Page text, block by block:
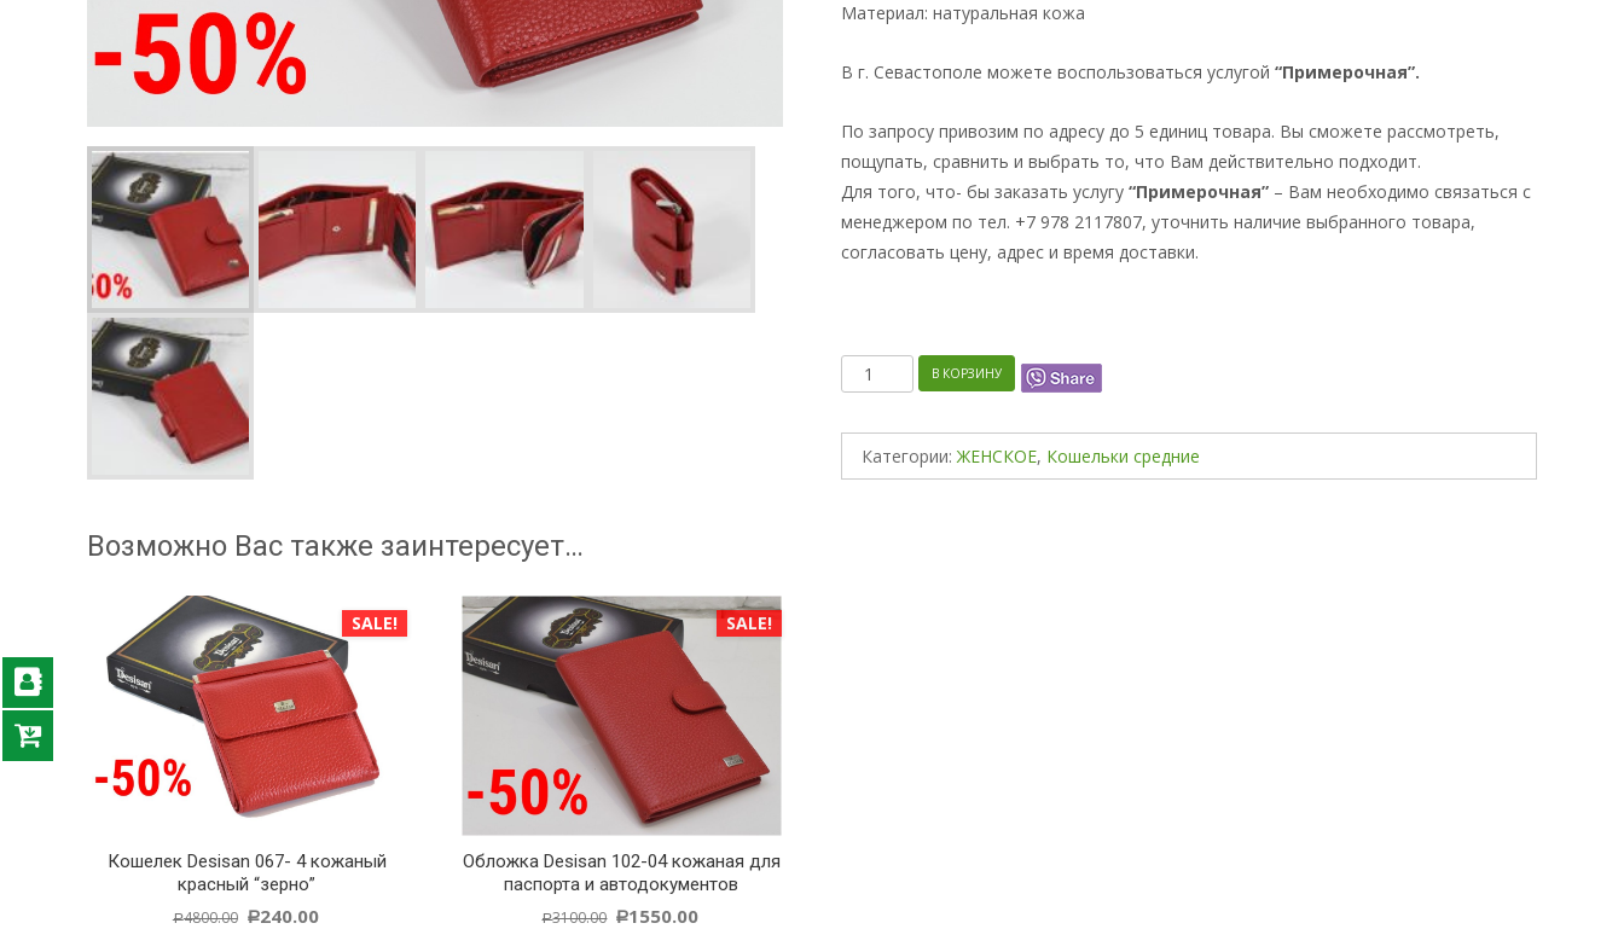
Материал: натуральная кожа
В г. Севастополе можете воспользоваться услугой “Примерочная”.
По запросу привозим по адресу до 5 единиц товара. Вы сможете рассмотреть,
пощупать, сравнить и выбрать то, что Вам действительно подходит.
Для того, что- бы заказать услугу “Примерочная” – Вам необходимо связаться с
менеджером по тел. +7 978 2117807, уточнить наличие выбранного товара,
согласовать цену, адрес и время доставки.
КоличествоВ КОРЗИНУ
Категории:ЖЕНСКОЕ, Кошельки средние
Возможно Вас также заинтересует…
SALE!
Кошелек Desisan 067- 4 кожаный
красный “зерно”
Р4800.00 Р240.00
SALE!
Обложка Desisan 102-04 кожаная для
паспорта и автодокументов
Р3100.00 Р1550.00